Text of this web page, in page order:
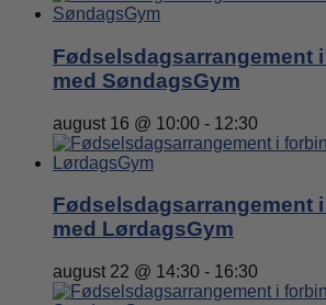
Fødselsdagsarrangement
med SøndagsGym
august 16 @ 10:00 - 12:30
Fødselsdagsarrangement
med LørdagsGym
august 22 @ 14:30 - 16:30